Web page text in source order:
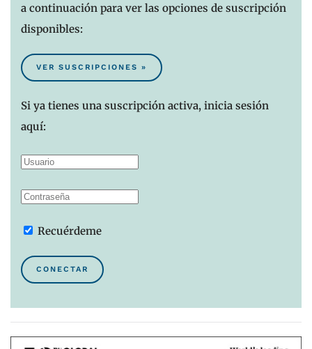
a continuación para ver las opciones de suscripción
disponibles:
VER SUSCRIPCIONES »
Si ya tienes una suscripción activa, inicia sesión
aquí:
Recuérdeme
CONECTAR